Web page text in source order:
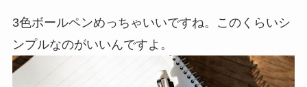
3色ボールペンめっちゃいいですね。このくらいシ
ンプルなのがいいんですよ。